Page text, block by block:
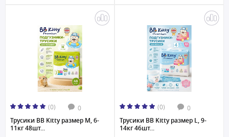
(0) 0
Трусики BB Kitty размер M, 6-
11кг 48шт...
(0) 0
Трусики BB Kitty размер L, 9-
14кг 46шт...